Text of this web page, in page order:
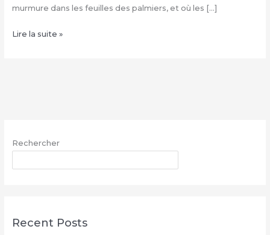
murmure dans les feuilles des palmiers, et où les […]
La
Henri
–
et
Lire la suite »
Rechercher
Recent Posts